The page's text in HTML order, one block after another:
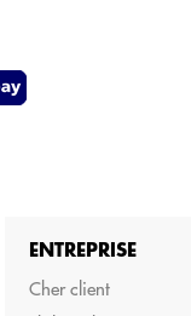
ENTREPRISE
Cher client